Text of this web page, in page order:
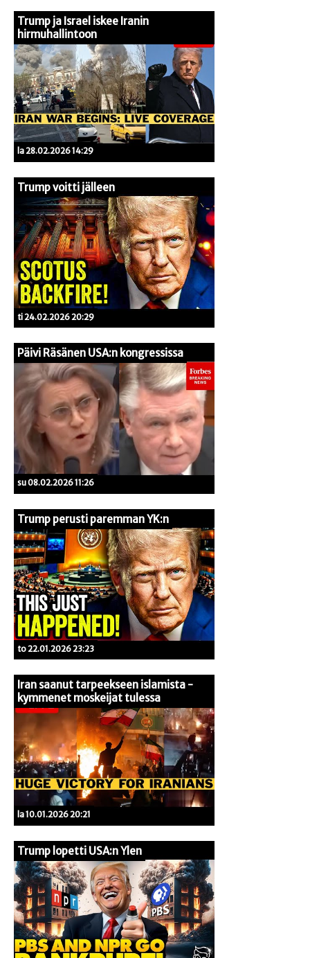
Trump ja Israel iskee Iranin
hirmuhallintoon
la 28.02.2026 14:29
Trump voitti jälleen
ti 24.02.2026 20:29
Päivi Räsänen USA:n kongressissa
su 08.02.2026 11:26
Trump perusti paremman YK:n
to 22.01.2026 23:23
Iran saanut tarpeekseen islamista -
kymmenet moskeijat tulessa
la 10.01.2026 20:21
Trump lopetti USA:n Ylen